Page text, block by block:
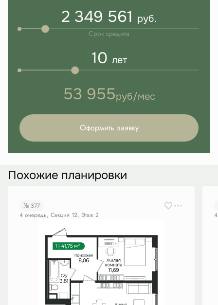
2 349 561 руб.
Срок кредита
10 лет
53 955руб/мес
Оформить заявку
Похожие планировки
№ 377
4 очередь, Секция 12, Этаж 2